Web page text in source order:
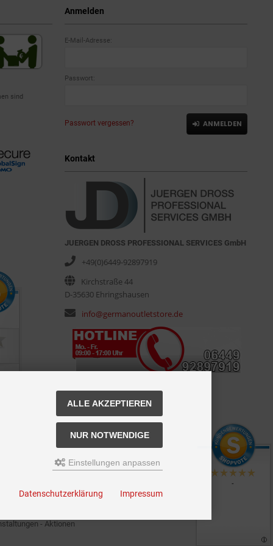
sind
Anmelden
E-Mail-Adresse:
Passwort:
Passwort vergessen? ANMELDEN
Kontakt
JUERGEN DROSS PROFESSIONAL SERVICES GmbH
+49(0)6449-92897919
Kirchstraße 44
D-35630 Ehringshausen
info@germanoutletstore.de
- Aktionen
ALLE AKZEPTIEREN
NUR NOTWENDIGE
Einstellungen anpassen
Datenschutzerklärung Impressum
-